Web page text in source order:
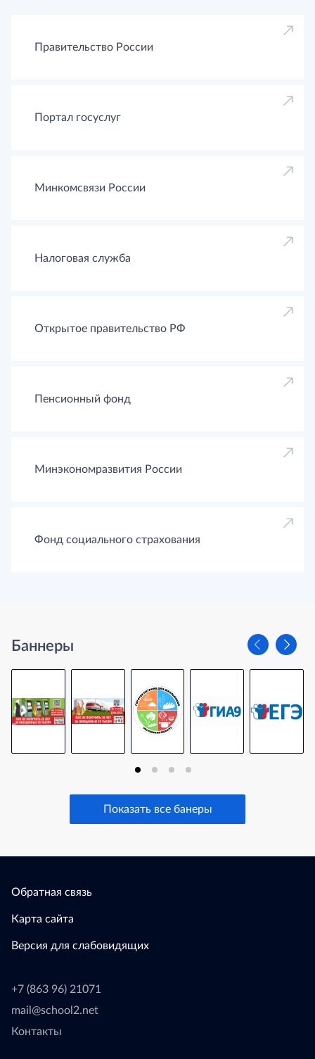
Правительство России
Портал госуслуг
Минкомсвязи России
Налоговая служба
Открытое правительство РФ
Пенсионный фонд
Минэкономразвития России
Фонд социального страхования
Баннеры
Показать все банеры
Обратная связь
Карта сайта
Версия для слабовидящих
+7 (863 96) 21071
mail@school2.net
Контакты